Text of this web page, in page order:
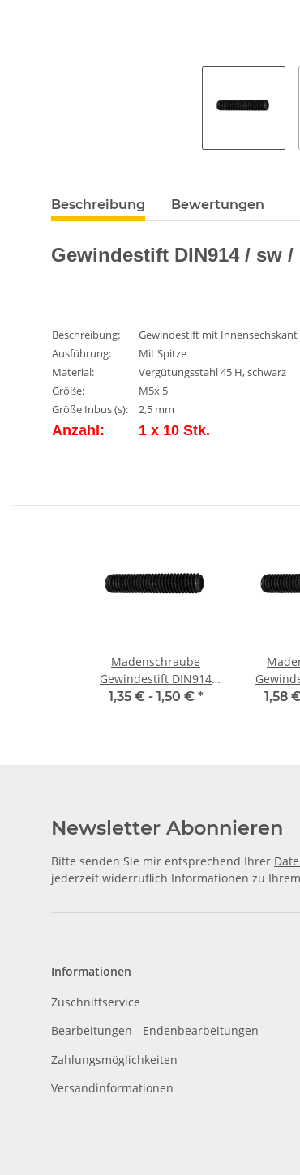
Beschreibung Bewertungen
Gewindestift DIN914 / sw /
Beschreibung:
Gewindestift mit Innensechskant
Ausführung:
Mit Spitze
Material:
Vergütungsstahl 45 H, schwarz
Größe:
M5x 5
Größe Inbus (s):
2,5 mm
Anzahl: 1 x 10 Stk.
Madenschraube
Gewindestift DIN914
M3x 5 Spitze 10x
1,35 € - 1,50 € *
M3x
1,58
Newsletter Abonnieren
Bitte senden Sie mir entsprechend Ihrer
jederzeit widerruflich Informationen zu
Informationen
Zuschnittservice
Bearbeitungen - Endenbearbeitungen
Zahlungsmöglichkeiten
Versandinformationen